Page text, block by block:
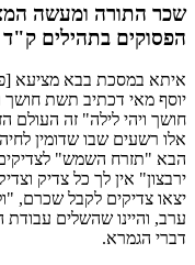
שכר התורה ומעשה
הפסוקים בתהילים ק"ד
איתא במסכת בבא מציעא
יוסף מאי דכתיב תשת חושך
חושך ויהי לילה" זה העולם
אלו רשעים שבו שדומין
הבא "תזרח השמש" לצדיקים,
ירבצון" אין לך כל צדיק
יצאו צדיקים לקבל שכרם,
ערב, והיינו שהשלים
דברי הגמרא.